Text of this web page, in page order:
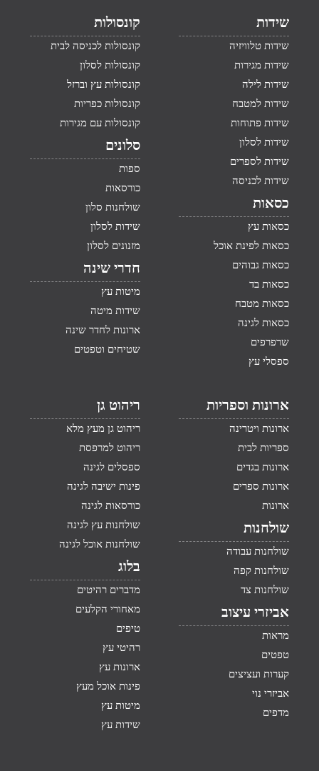
שידות
שידות טלוויזיה
שידות מגירות
שידות לילה
שידות למטבח
שידות פתוחות
שידות לסלון
שידות לספרים
שידות לכניסה
כסאות
כסאות עץ
כסאות לפינת אוכל
כסאות גבוהים
כסאות בד
כסאות מטבח
כסאות לגינה
שרפרפים
ספסלי עץ
קונסולות
קונסולות לכניסה לבית
קונסולות לסלון
קונסולות עץ וברזל
קונסולות כפריות
קונסולות עם מגירות
סלונים
ספות
כורסאות
שולחנות סלון
שידות לסלון
מזנונים לסלון
חדרי שינה
מיטות עץ
שידות מיטה
ארונות לחדר שינה
שטיחים וטפטים
ארונות וספריות
ארונות ויטרינה
ספריות לבית
ארונות בגדים
ארונות ספרים
ארונות
שולחנות
שולחנות עבודה
שולחנות קפה
שולחנות צד
אביזרי עיצוב
מראות
טפטים
קערות ועציצים
אביזרי נוי
מדפים
ריהוט גן
ריהוט גן מעץ מלא
ריהוט למרפסת
ספסלים לגינה
פינות ישיבה לגינה
כורסאות לגינה
שולחנות עץ לגינה
שולחנות אוכל לגינה
בלוג
מדברים רהיטים
מאחורי הקלעים
טיפים
רהיטי עץ
ארונות עץ
פינות אוכל מעץ
מיטות עץ
שידות עץ